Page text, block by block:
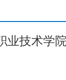
业技术学